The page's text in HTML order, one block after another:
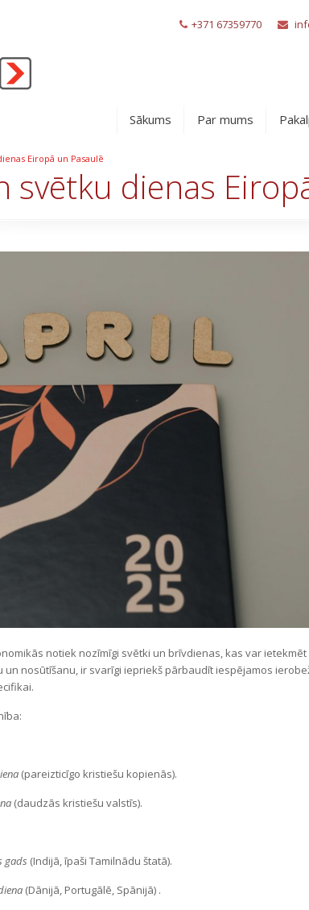
+371 67359770
Sākums Par mums
Eiropā un Pasaulē
svētku dienas
notiek nozīmīgi svētki un brīvdienas, kas var ietekmēt
nosūtīšanu, ir svarīgi iepriekš pārbaudīt iespējamos
(pareizticīgo kristiešu kopienās).
(daudzās kristiešu valstīs).
gads (Indijā, īpaši Tamilnādu štatā).
(Dānijā, Portugālē, Spānijā) .